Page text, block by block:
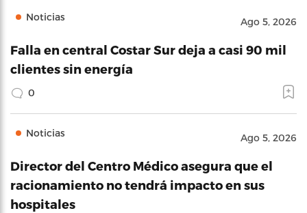
Noticias Ago 5, 2026
Falla en central Costar Sur deja a casi 90 mil
clientes sin energía
0
Noticias Ago 5, 2026
Director del Centro Médico asegura que el
racionamiento no tendrá impacto en sus
hospitales